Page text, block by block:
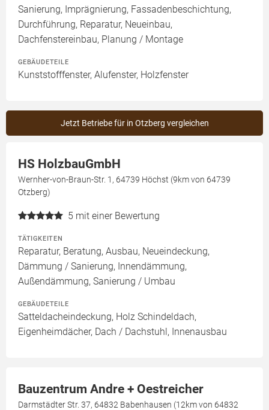
Sanierung, Imprägnierung, Fassadenbeschichtung,
Durchführung, Reparatur, Neueinbau,
Dachfenstereinbau, Planung / Montage
GEBÄUDETEILE
Kunststofffenster, Alufenster, Holzfenster
Jetzt Betriebe für in Otzberg vergleichen
HS HolzbauGmbH
Wernher-von-Braun-Str. 1, 64739 Höchst (9km von 64739
Otzberg)
5 mit einer Bewertung
TÄTIGKEITEN
Reparatur, Beratung, Ausbau, Neueindeckung,
Dämmung / Sanierung, Innendämmung,
Außendämmung, Sanierung / Umbau
GEBÄUDETEILE
Satteldacheindeckung, Holz Schindeldach,
Eigenheimdächer, Dach / Dachstuhl, Innenausbau
Bauzentrum Andre + Oestreicher
Darmstädter Str. 37, 64832 Babenhausen (12km von 64832